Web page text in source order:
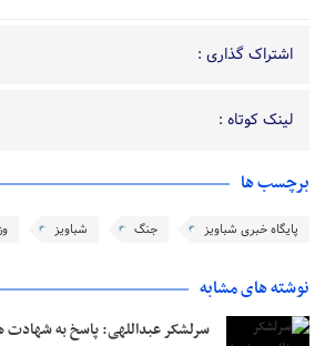
اشتراک گذاری :
لینک کوتاه :
برچسب ها
پایگاه خبری شباویز جنگ شباویز
نوشته های مشابه
سرلشکر عبداللهی: پاسخ به شهادت